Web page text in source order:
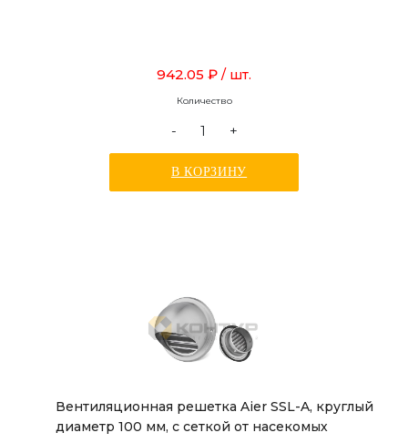
942.05 ₽ / шт.
Количество
- +
В КОРЗИНУ
Вентиляционная решетка Aier SSL-A, круглый
диаметр 100 мм, с сеткой от насекомых